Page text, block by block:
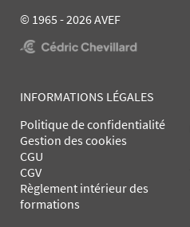
© 1965 - 2026 AVEF
INFORMATIONS LÉGALES
Politique de confidentialité
Gestion des cookies
CGU
CGV
Règlement intérieur des
formations